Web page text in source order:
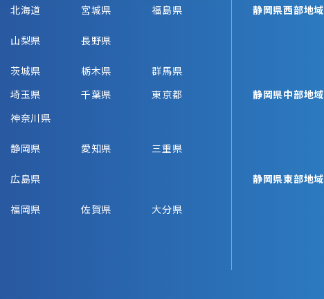
北海道 宮城県 福島県
山梨県 長野県
茨城県 栃木県
群馬県
埼玉県
千葉県
東京都
神奈川県
静岡県 愛知県 三重県
広島県
福岡県 佐賀県 大分県
静岡県西部地域
静岡県中部地域
静岡県東部地域